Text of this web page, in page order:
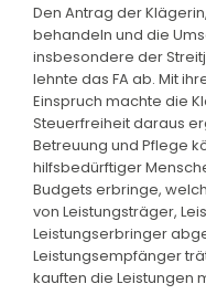
Den Antrag der
behandeln und die
insbesondere der
lehnte das FA ab. Mit
Einspruch machte die
Steuerfreiheit daraus
Betreuung und Pflege
hilfsbedürftiger
Budgets erbringe,
von Leistungsträger,
Leistungserbringer
Leistungsempfänger
kauften die Leistungen